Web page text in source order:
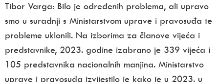
Tibor Varga: Bilo je određenih problema, ali upravo
smo u suradnji s Ministarstvom uprave i pravosuđa te
probleme uklonili. Na izborima za članove vijeća i
predstavnike, 2023. godine izabrano je 339 vijeća i
105 predstavnika nacionalnih manjina. Ministarstvo
uprave i pravosuđa izvijestilo je kako je u 2023. u